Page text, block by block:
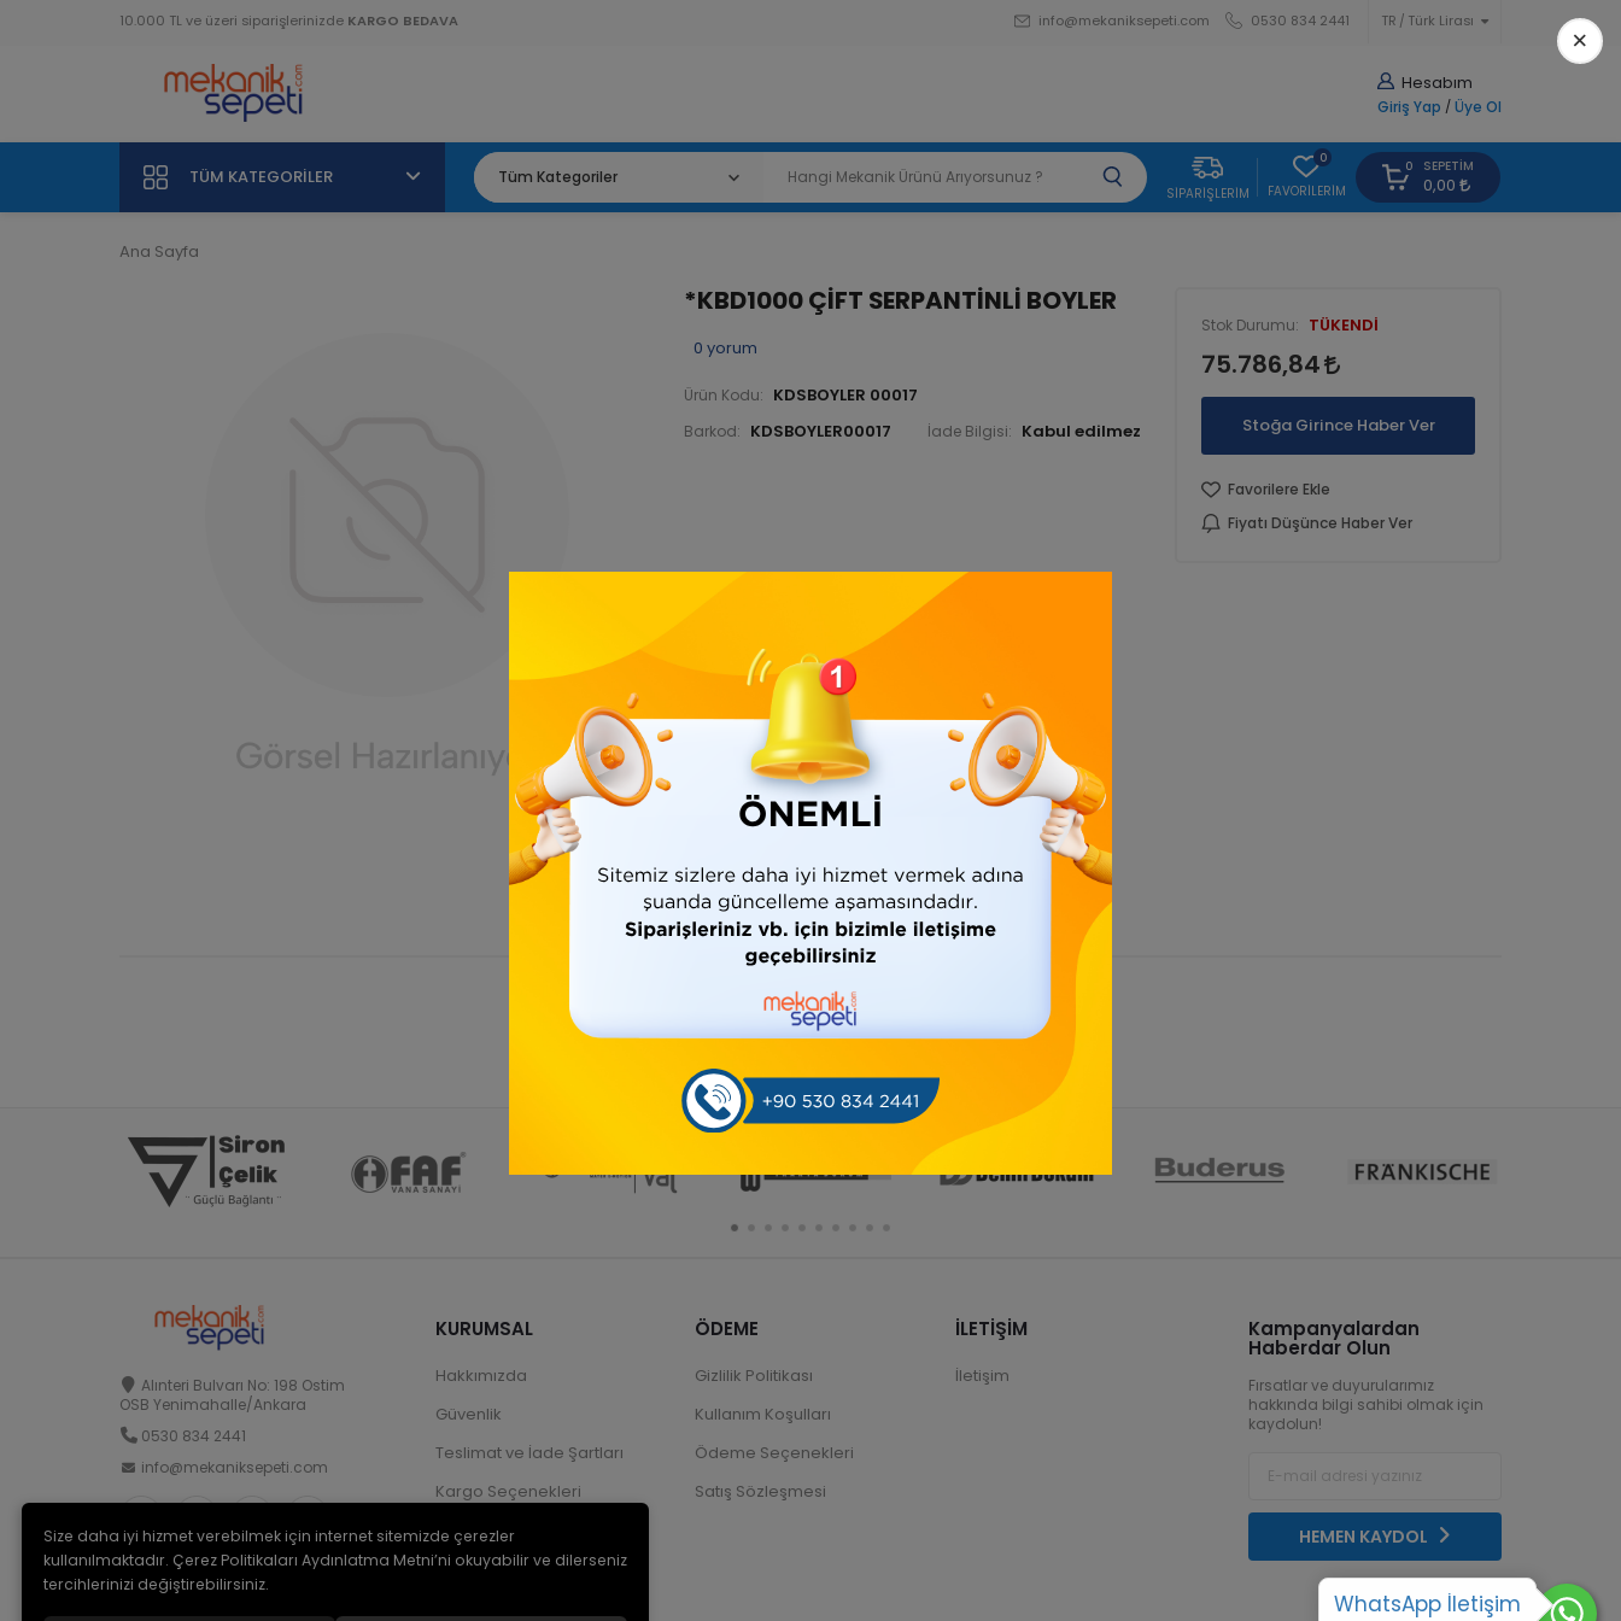
WhatsApp İletişim
10.000 TL ve üzeri siparişlerinizde KARGO BEDAVA TR Türk Lirası
info@mekaniksepeti.com 0530 834 2441
Hesabım
Giriş Yap / Üye Ol
TÜM KATEGORILER
SIPARIŞLERIM
0
FAVORILERIM
0 SEPETIM
0,00
Ana Sayfa
*KBD1000 ÇİFT SERPANTİNLİ BOYLER
0 yorum
Ürün Kodu: KDSBOYLER 00017
Barkod: KDSBOYLER00017 İade Bilgisi:
Stok Durumu: TÜKENDİ
75.786,84
Stoğa Girince Haber Ver
Favorilere Ekle
Fiyatı Düşünce Haber Ver
Ürün Bilgisi Yorumlar (0)
Alınteri Bulvarı No: 198 Ostim
OSB Yenimahalle/Ankara
0530 834 2441
info@mekaniksepeti.com
Kampanyalardan
Haberdar Olun
Fırsatlar ve duyurularımız
hakkında bilgi sahibi olmak için
kaydolun!
HEMEN KAYDOL
KURUMSAL
Hakkımızda
Güvenlik
Teslimat ve İade Şartları
Kargo Seçenekleri
ÖDEME
Gizlilik Politikası
Kullanım Koşulları
Ödeme Seçenekleri
Satış Sözleşmesi
İLETİŞİM
İletişim
Size daha iyi hizmet verebilmek için internet sitemizde çerezler
kullanılmaktadır. Çerez Politikaları Aydınlatma Metni’ni okuyabilir ve dilerseniz
tercihlerinizi değiştirebilirsiniz.
×